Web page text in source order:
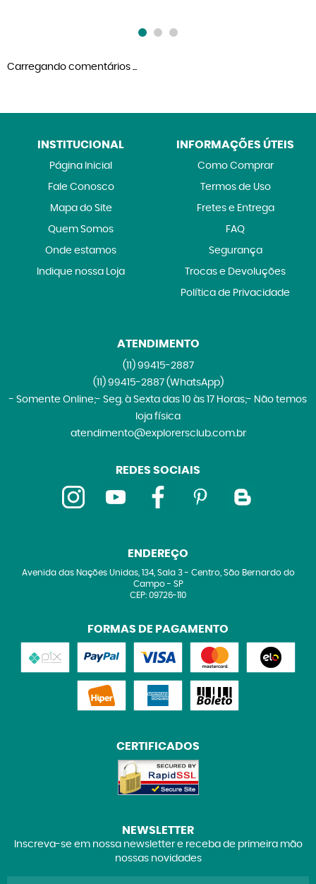
Carregando comentários ...
INSTITUCIONAL
Página Inicial
Fale Conosco
Mapa do Site
Quem Somos
Onde estamos
Indique nossa Loja
INFORMAÇÕES ÚTEIS
Como Comprar
Termos de Uso
Fretes e Entrega
FAQ
Segurança
Trocas e Devoluções
Política de Privacidade
ATENDIMENTO
(11)99415-2887
(11)99415-2887 (WhatsApp)
- Somente Online;- Seg. à Sexta das 10 às 17 Horas;- Não temos
loja física
atendimento@explorersclub.com.br
REDES SOCIAIS
ENDEREÇO
Avenida das Nações Unidas, 134, Sala 3- Centro, São Bernardo do
Campo- SP
CEP: 09726-110
FORMAS DE PAGAMENTO
CERTIFICADOS
NEWSLETTER
Inscreva-se em nossa newsletter e receba de primeira mão
nossas novidades